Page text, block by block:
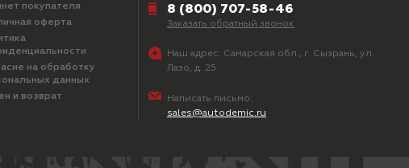
покупателя
оферта
на обработку
данных
и возврат
8 (800) 707-58-46
Заказать обратный звонок
Наш адрес: Самарская обл., г. Сызрань, ул.
Лазо, д. 25
Написать письмо:
sales@autodemic.ru